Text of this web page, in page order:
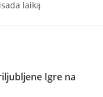
laiką
Igre na